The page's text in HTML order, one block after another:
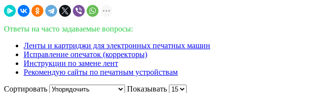
Ответы на часто задаваемые вопросы:
Ленты и картриджи для электронных печатных машин
Исправление опечаток (корректоры)
Инструкции по замене лент
Рекомендую сайты по печатным устройствам
Сортировать
Показывать